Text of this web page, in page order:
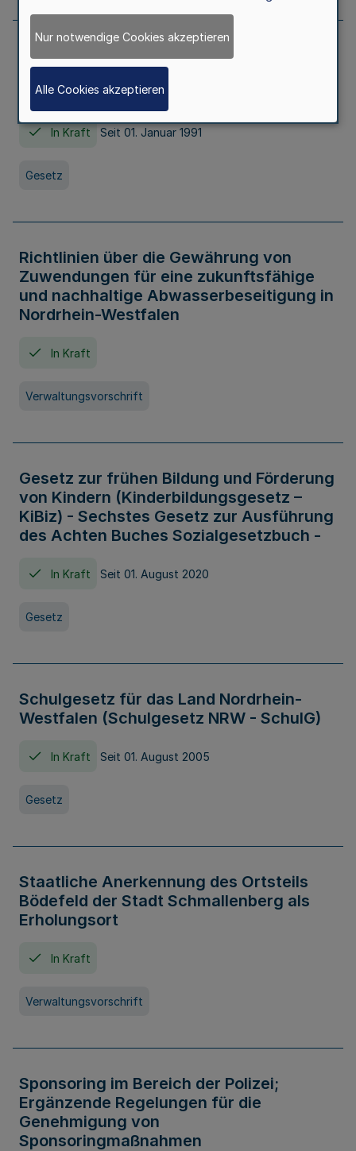
Erstes Gesetz zur Ausführung des
Kinder- und Jugendhilfegesetzes - AG -
KJHG -
In Kraft Seit 01. Januar 1991
Gesetz
Richtlinien über die Gewährung von
Zuwendungen für eine zukunftsfähige
und nachhaltige Abwasserbeseitigung in
Nordrhein-Westfalen
In Kraft
Verwaltungsvorschrift
Gesetz zur frühen Bildung und Förderung
von Kindern (Kinderbildungsgesetz –
KiBiz) - Sechstes Gesetz zur Ausführung
des Achten Buches Sozialgesetzbuch -
In Kraft Seit 01. August 2020
Gesetz
Schulgesetz für das Land Nordrhein-
Westfalen (Schulgesetz NRW - SchulG)
In Kraft Seit 01. August 2005
Gesetz
Staatliche Anerkennung des Ortsteils
Bödefeld der Stadt Schmallenberg als
Erholungsort
In Kraft
Verwaltungsvorschrift
Sponsoring im Bereich der Polizei;
Ergänzende Regelungen für die
Genehmigung von
Sponsoringmaßnahmen
Nur notwendige Cookies akzeptieren
Alle Cookies akzeptieren